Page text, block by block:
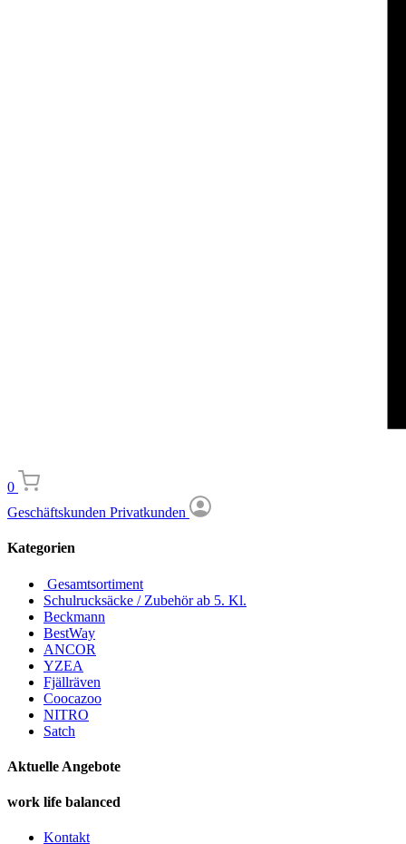
0
Geschäftskunden Privatkunden
Kategorien
Gesamtsortiment
Schulrucksäcke / Zubehör ab 5. Kl.
Beckmann
BestWay
ANCOR
YZEA
Fjällräven
Coocazoo
NITRO
Satch
Aktuelle Angebote
work life balanced
Kontakt